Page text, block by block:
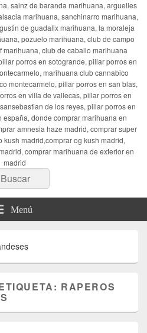
sainz de baranda marihuana, arguelles
marihuana, sanchinarro marihuana,
de guadalix marihuana, la moraleja
pozuelo marihuana, club de campo
club de caballo marihuana
porros en sotogrande, pillar porros en
marihuana club cannabico
montecarmelo, pillar porros en san blas,
en villa de vallecas, pillar porros en
de los reyes, pillar porros en
donde comprar marihuana en
amnesia haze madrid, comprar super
kush madrid,comprar og kush madrid,
comprar marihuana de exterior en
madrid
Buscar
Menú
RAPEROS